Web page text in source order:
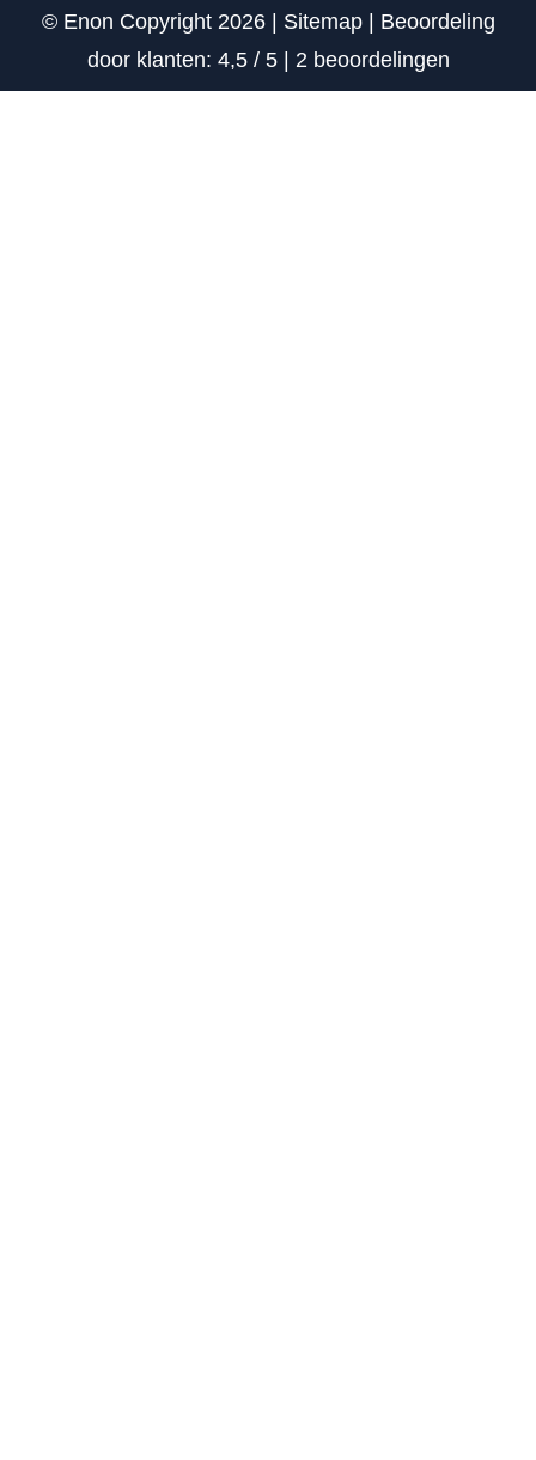
© Enon Copyright 2026 | Sitemap| Beoordeling
door klanten: 4,5/ 5| 2beoordelingen